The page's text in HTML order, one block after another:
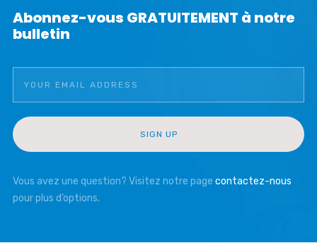
Abonnez-vous GRATUITEMENT à notre
bulletin
Vous avez une question? Visitez notre page contactez-nous
pour plus d’options.